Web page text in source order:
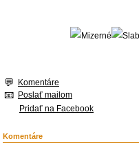
Komentáre
Poslať mailom
Pridať na Facebook
Komentáre